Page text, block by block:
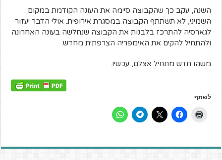
השנה, עקב כך שהקבוצה סיימה את העונה הקודמת במקום
השמיני, לא תשתתף הקבוצה במסגרת אירופית. אולי הדבר יעזור
לגארסיה להתרכז בלבנות את הקבוצה שנחלשה בעונה האחרונה
ולהתחיל להקים את האימפריה הצרפתית מחדש.
משהו חדש מתחיל אצלם, עכשיו.
לשתף